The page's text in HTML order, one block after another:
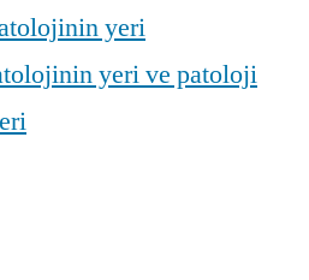
yeri
yeri ve patoloji